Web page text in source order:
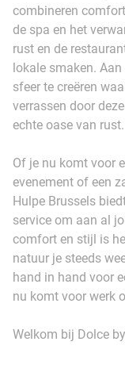
combineren
de spa en het
rust en de
lokale smaken.
sfeer te creëren
verrassen door
echte oase van rust.
Of je nu komt voor
evenement of een
Hulpe Brussels
service om aan al
comfort en stijl is
natuur je steeds
hand in hand voor
nu komt voor werk
Welkom bij Dolce